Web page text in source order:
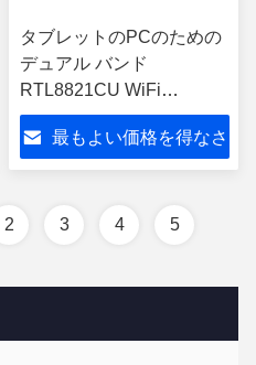
タブレットのPCのための
デュアル バンド
RTL8821CU WiFi
Bluetoothの破片USB WiFi
モジュール
最もよい価格を得なさ
2 3 4 5